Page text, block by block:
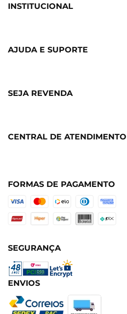
INSTITUCIONAL
AJUDA E SUPORTE
SEJA REVENDA
CENTRAL DE ATENDIMENTO
FORMAS DE PAGAMENTO
SEGURANÇA
ENVIOS